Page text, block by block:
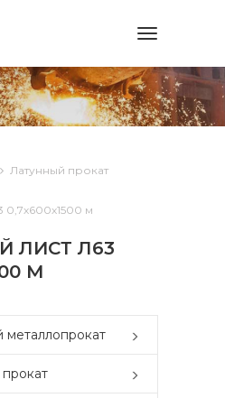
Toggle
Латунный прокат
0,7х600х1500 м
ЛИСТ Л63
М